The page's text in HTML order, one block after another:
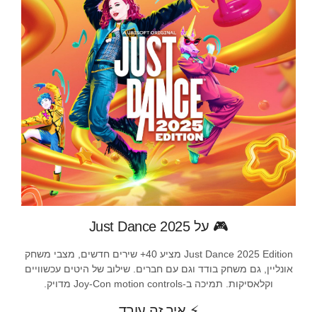
🎮 על Just Dance 2025
Just Dance 2025 Edition מציע 40+ שירים חדשים, מצבי משחק
אונליין, גם משחק בודד וגם עם חברים. שילוב של היטים עכשוויים
וקלאסיקות. תמיכה ב-Joy-Con motion controls מדויק.